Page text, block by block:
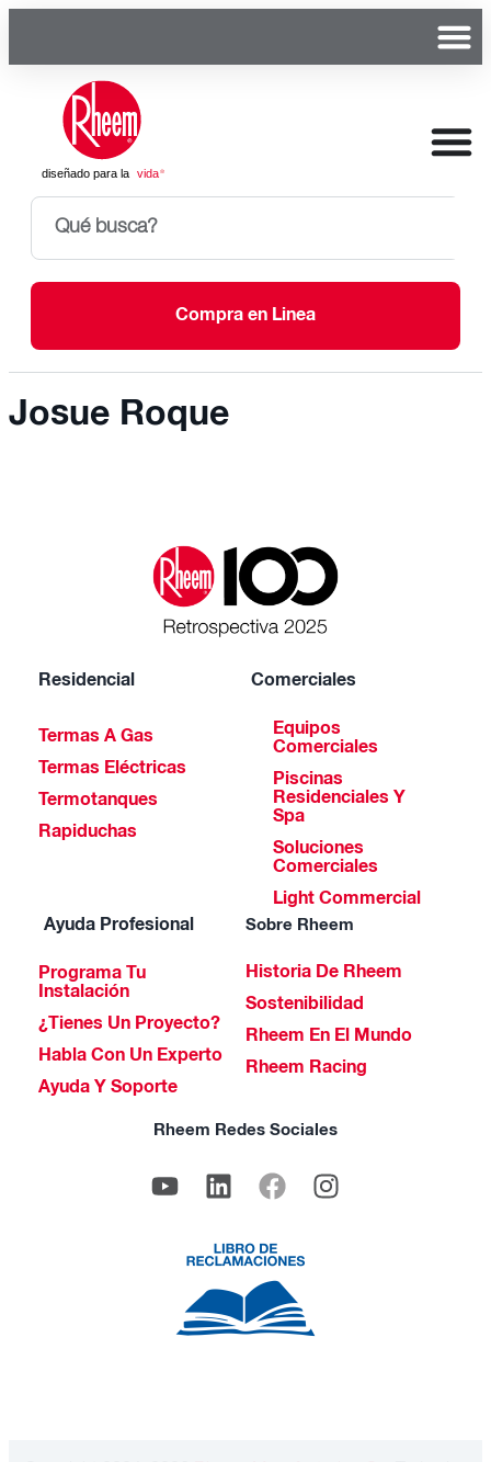
Compra en Linea
Josue Roque
Residencial
Termas A Gas
Termas Eléctricas
Termotanques
Rapiduchas
Comerciales
Equipos
Comerciales
Piscinas
Residenciales Y
Spa
Soluciones
Comerciales
Light Commercial
Ayuda Profesional
Programa Tu
Instalación
¿Tienes Un Proyecto?
Habla Con Un Experto
Ayuda Y Soporte
Sobre Rheem
Historia De Rheem
Sostenibilidad
Rheem En El Mundo
Rheem Racing
Rheem Redes Sociales